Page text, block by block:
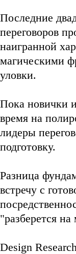
Последние
переговоров
наигранной
магическими
уловки.
Пока новички
время на
лидеры
подготовку.
Разница
встречу с
"разберется на
Design